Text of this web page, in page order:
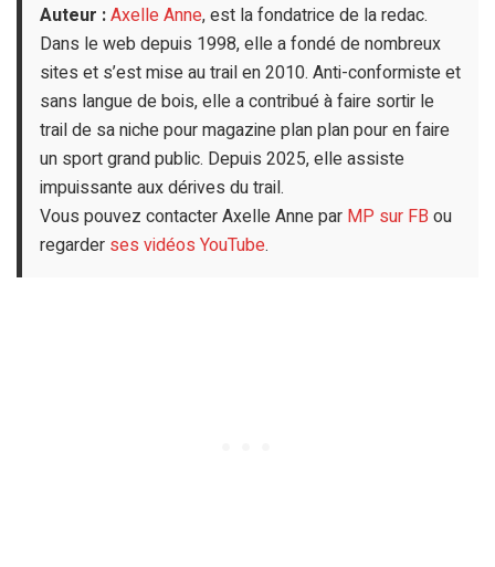
Auteur :Axelle Anne, est la fondatrice de la redac.
Dans le web depuis 1998, elle a fondé de nombreux
sites et s’est mise au trail en 2010. Anti-conformiste et
sans langue de bois, elle a contribué à faire sortir le
trail de sa niche pour magazine plan plan pour en faire
un sport grand public. Depuis 2025, elle assiste
impuissante aux dérives du trail.
Vous pouvez contacter Axelle Anne par MP sur FB ou
regarder ses vidéos YouTube.